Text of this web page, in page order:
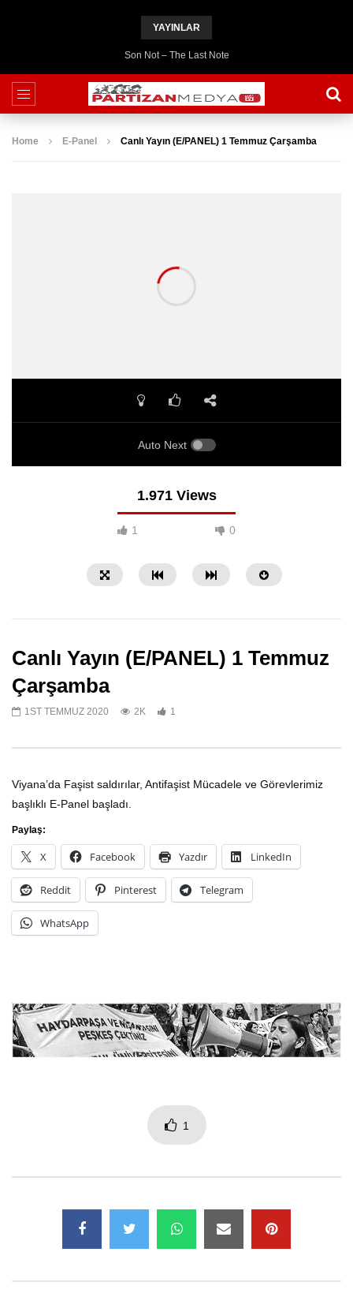
YAYINLAR
Son Not – The Last Note
Home E-Panel Canlı Yayın (E/PANEL) 1 Temmuz Çarşamba
Auto Next
1.971 Views
1 0
3
Sendikal Hareket Ne
Canlı Yayın (E/PANEL) 1 Temmuz
Çarşamba
1ST TEMMUZ 2020 2K 1
Viyana’da Faşist saldırılar, Antifaşist Mücadele ve Görevlerimiz
başlıklı E-Panel başladı.
Paylaş:
X Facebook Yazdır LinkedIn
Reddit Pinterest Telegram
WhatsApp
1